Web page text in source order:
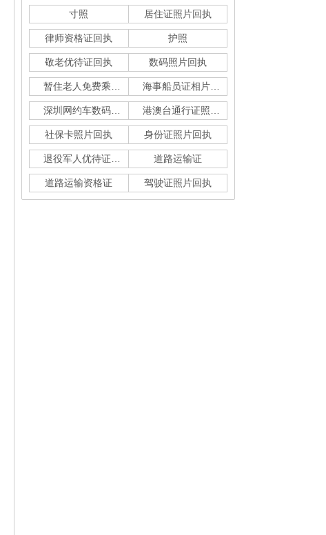
寸照 居住证照片回执
律师资格证回执 护照
敬老优待证回执 数码照片回执
海事船员证相片采集
社保卡照片回执 身份证照片回执
道路运输证
道路运输资格证 驾驶证照片回执